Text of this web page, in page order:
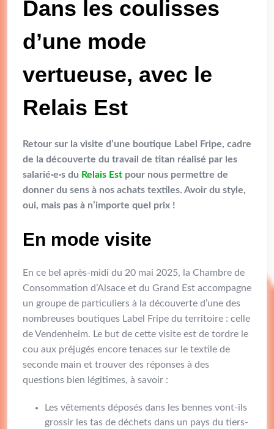
Dans les coulisses
d’une mode
vertueuse, avec le
Relais Est
Retour sur la visite d’une boutique Label Fripe, cadre
de la découverte du travail de titan réalisé par les
salarié·e·s du Relais Est pour nous permettre de
donner du sens à nos achats textiles. Avoir du style,
oui, mais pas à n’importe quel prix !
En mode visite
En ce bel après-midi du 20 mai 2025, la Chambre de
Consommation d’Alsace et du Grand Est accompagne
un groupe de particuliers à la découverte d’une des
nombreuses boutiques Label Fripe du territoire : celle
de Vendenheim. Le but de cette visite est de tordre le
cou aux préjugés encore tenaces sur le textile de
seconde main et trouver des réponses à des
questions bien légitimes, à savoir :
Les vêtements déposés dans les bennes vont-ils
grossir les tas de déchets dans un pays du tiers-